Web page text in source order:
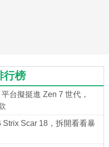
行榜
台擬挺進 Zen 7 世代，
Scar 18，拆開看看暴